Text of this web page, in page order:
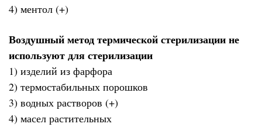
4) ментол (+)
Воздушный метод термической стерилизации не
используют для стерилизации
1) изделий из фарфора
2) термостабильных порошков
3) водных растворов (+)
4) масел растительных